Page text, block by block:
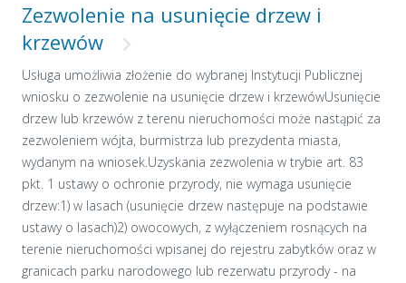
Zezwolenie na usunięcie drzew i
krzewów
Usługa umożliwia złożenie do wybranej Instytucji Publicznej
wniosku o zezwolenie na usunięcie drzew i krzewówUsunięcie
drzew lub krzewów z terenu nieruchomości może nastąpić za
zezwoleniem wójta, burmistrza lub prezydenta miasta,
wydanym na wniosek.Uzyskania zezwolenia w trybie art. 83
pkt. 1 ustawy o ochronie przyrody, nie wymaga usunięcie
drzew:1) w lasach (usunięcie drzew następuje na podstawie
ustawy o lasach)2) owocowych, z wyłączeniem rosnących na
terenie nieruchomości wpisanej do rejestru zabytków oraz w
granicach parku narodowego lub rezerwatu przyrody - na